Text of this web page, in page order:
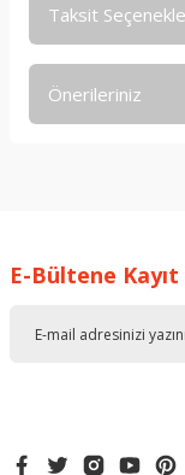
Taksit
Önerileriniz
Ürün resmi
E-Bültene Kayıt